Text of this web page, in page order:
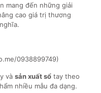
mang đến những giải
cao giá trị thương
0938899749)
và sản xuất sổtay theo
nhiều mẫu đa dạng.